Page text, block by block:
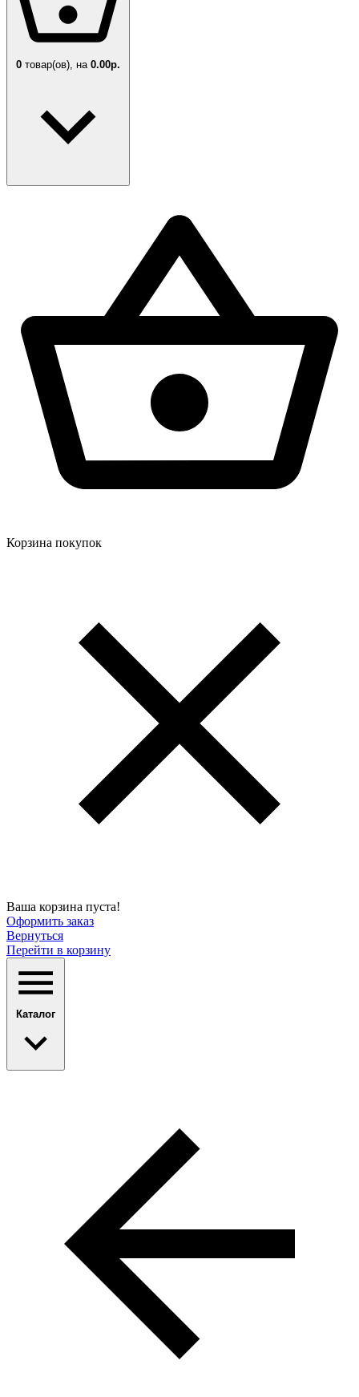
0 товар(ов), на 0.00р.
Корзина покупок
Ваша корзина пуста!
Оформить заказ
Вернуться
Перейти в корзину
Каталог